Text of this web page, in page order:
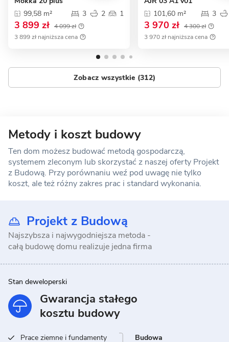
99,58 m²
3 2 1
3 899 zł 4 099 zł
3 899 zł najniższa cena
101,60 m²
3
3 970 zł 4 300 zł
3 970 zł najniższa cena
Zobacz wszystkie (312)
Metody i koszt budowy
Ten dom możesz budować metodą gospodarczą,
systemem zleconym lub skorzystać z naszej oferty Projekt
z Budową. Przy porównaniu weź pod uwagę nie tylko
koszt, ale też różny zakres prac i standard wykonania.
Projekt z Budową
Najszybsza i najwygodniejsza metoda -
całą budowę domu realizuje jedna firma
Stan deweloperski
Gwarancja stałego
kosztu budowy
Prace ziemne i fundamenty
Budowa